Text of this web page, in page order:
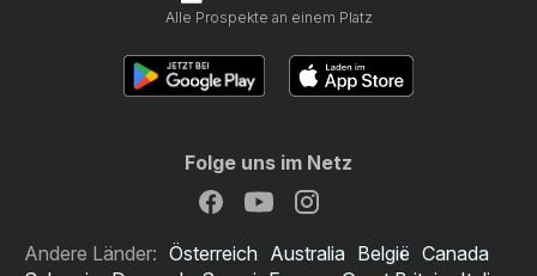
Alle Prospekte an einem Platz
Folge uns im Netz
Andere Länder: Österreich Australia België Canada